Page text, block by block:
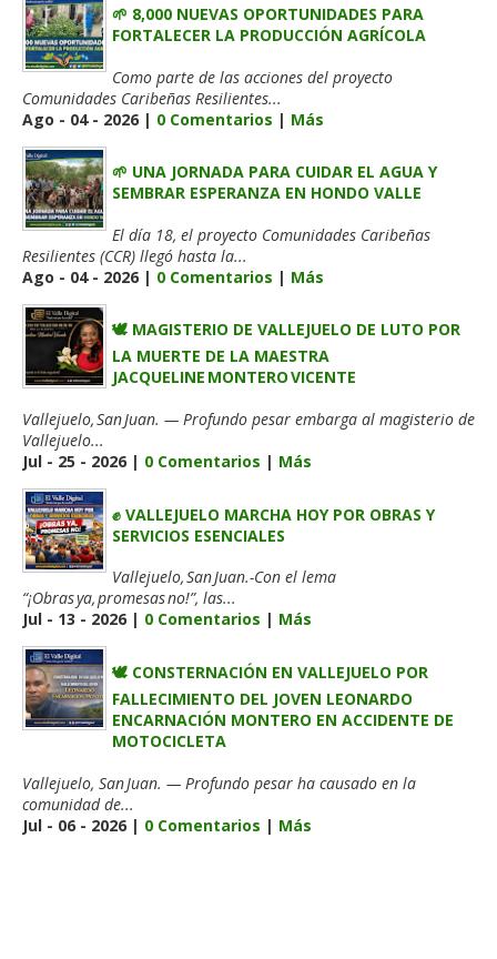
🌱 8,000 NUEVAS OPORTUNIDADES PARA
FORTALECER LA PRODUCCIÓN AGRÍCOLA
Como parte de las acciones del proyecto
Comunidades Caribeñas Resilientes...
Ago - 04 - 2026 | 0 Comentarios | Más
🌱 UNA JORNADA PARA CUIDAR EL AGUA Y
SEMBRAR ESPERANZA EN HONDO VALLE
El día 18, el proyecto Comunidades Caribeñas
Resilientes (CCR) llegó hasta la...
Ago - 04 - 2026 | 0 Comentarios | Más
🕊️ MAGISTERIO DE VALLEJUELO DE LUTO POR
LA MUERTE DE LA MAESTRA
JACQUELINE MONTERO VICENTE
Vallejuelo, San Juan. — Profundo pesar embarga al magisterio de
Vallejuelo...
Jul - 25 - 2026 | 0 Comentarios | Más
✊ VALLEJUELO MARCHA HOY POR OBRAS Y
SERVICIOS ESENCIALES
Vallejuelo, San Juan.-Con el lema
“¡Obras ya, promesas no!”, las...
Jul - 13 - 2026 | 0 Comentarios | Más
🕊️ CONSTERNACIÓN EN VALLEJUELO POR
FALLECIMIENTO DEL JOVEN LEONARDO
ENCARNACIÓN MONTERO EN ACCIDENTE DE
MOTOCICLETA
Vallejuelo, San Juan. — Profundo pesar ha causado en la
comunidad de...
Jul - 06 - 2026 | 0 Comentarios | Más